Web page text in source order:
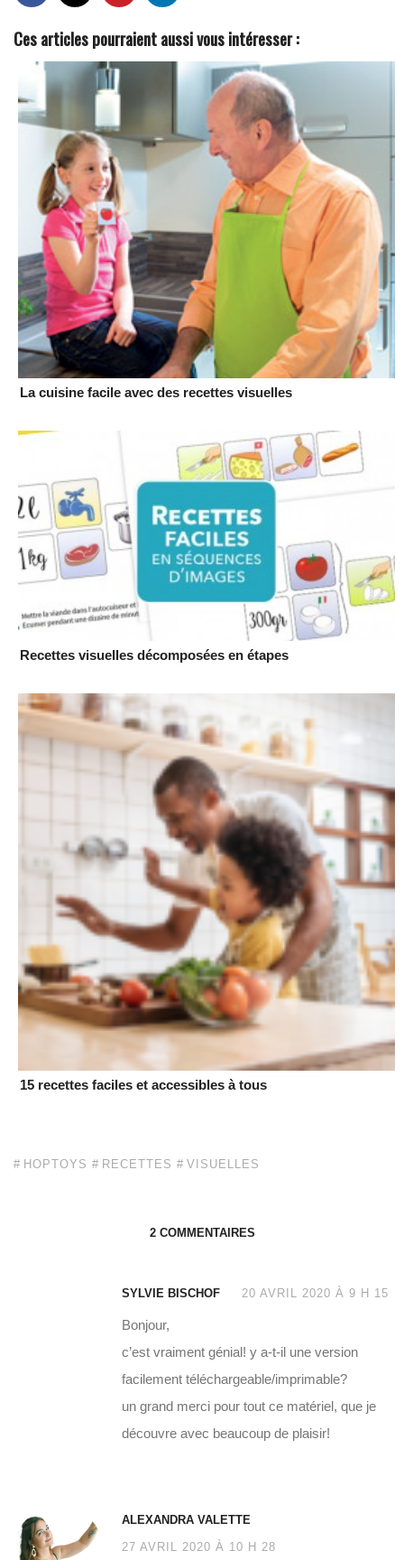
Ces articles pourraient aussi vous intéresser :
La cuisine facile avec des recettes visuelles
Recettes visuelles décomposées en étapes
15 recettes faciles et accessibles à tous
HOPTOYS RECETTES VISUELLES
2 COMMENTAIRES
SYLVIE BISCHOF 20 AVRIL 2020 À 9 H 15
Bonjour,
c’est vraiment génial! y a-t-il une version
facilement téléchargeable/imprimable?
un grand merci pour tout ce matériel, que je
découvre avec beaucoup de plaisir!
ALEXANDRA VALETTE
27 AVRIL 2020 À 10 H 28